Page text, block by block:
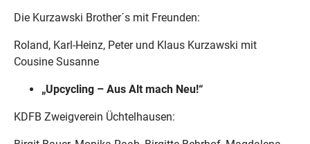
Die Kurzawski Brother´s mit Freunden:
Roland, Karl-Heinz, Peter und Klaus Kurzawski mit
Cousine Susanne
„Upcycling – Aus Alt mach Neu!“
KDFB Zweigverein Üchtelhausen: